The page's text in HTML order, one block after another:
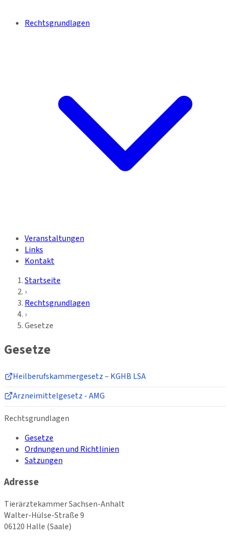
Rechtsgrundlagen
Veranstaltungen
Links
Kontakt
Startseite
›
Rechtsgrundlagen
›
Gesetze
Gesetze
Heilberufskammergesetz – KGHB LSA
Arzneimittelgesetz - AMG
Rechtsgrundlagen
Gesetze
Ordnungen und Richtlinien
Satzungen
Adresse
Tierärztekammer Sachsen-Anhalt
Walter-Hülse-Straße 9
06120 Halle (Saale)